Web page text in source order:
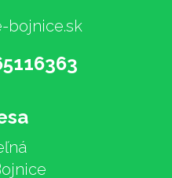
bojnice.sk